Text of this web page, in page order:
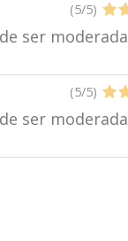
(5/5)
ser moderada
(5/5)
ser moderada